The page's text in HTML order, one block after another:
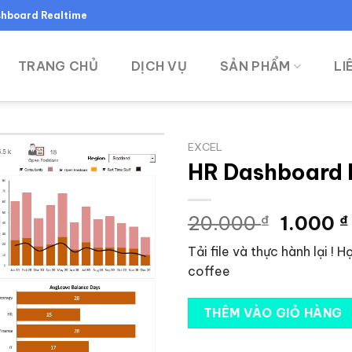
Realtime
TRANG CHỦ DỊCH VỤ SẢN PHẨM
EXCEL
HR Dashboard
20.000₫
Giá
gốc
là:
1.000 ₫
Tải file và thực hành lại !
coffee
THÊM VÀO GIỎ HÀNG